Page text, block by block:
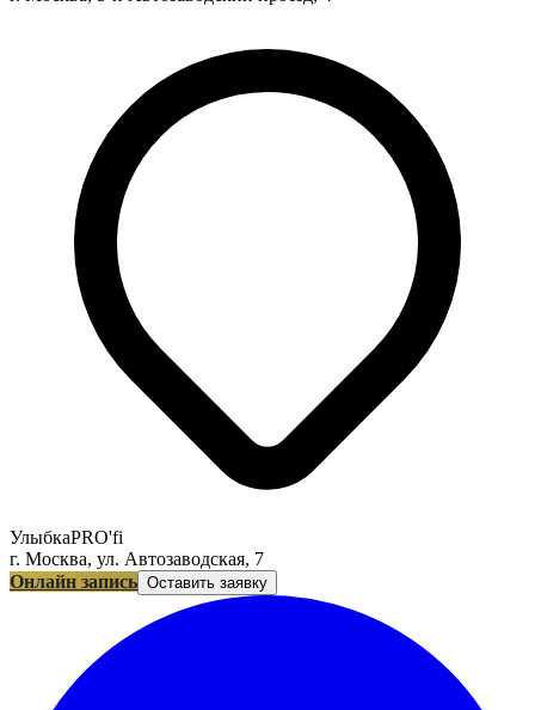
УлыбкаPRO'fi
г. Москва, ул. Автозаводская, 7
Онлайн запись Оставить заявку